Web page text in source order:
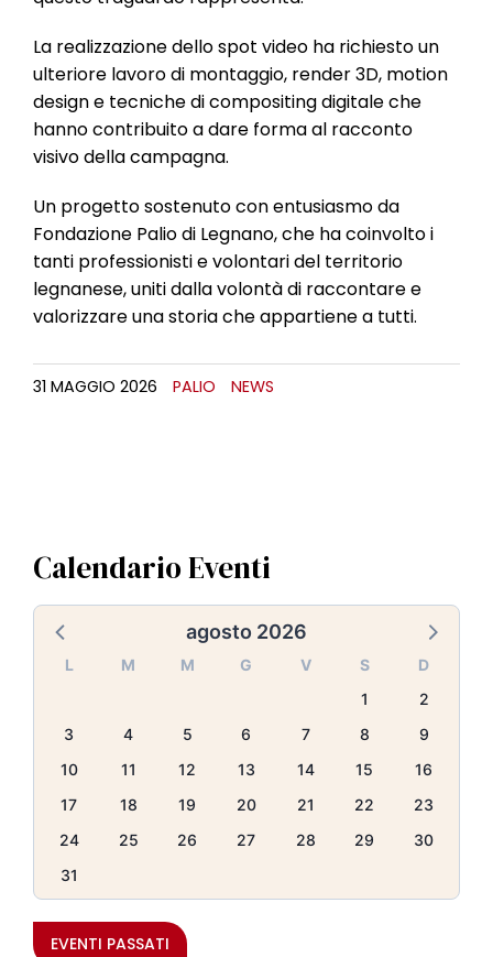
La realizzazione dello spot video ha richiesto un
ulteriore lavoro di montaggio, render 3D, motion
design e tecniche di compositing digitale che
hanno contribuito a dare forma al racconto
visivo della campagna.
Un progetto sostenuto con entusiasmo da
Fondazione Palio di Legnano, che ha coinvolto i
tanti professionisti e volontari del territorio
legnanese, uniti dalla volontà di raccontare e
valorizzare una storia che appartiene a tutti.
31 MAGGIO 2026 PALIO NEWS
Calendario Eventi
agosto 2026
L M M G V S
D
1
2
3
4 5 6 7 8
9
10
11 12 13 14 15
16
17
18 19 20 21 22
23
24
25 26 27 28 29
30
31
EVENTI PASSATI